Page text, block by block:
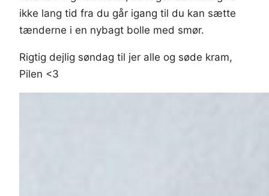
ikke lang tid fra du går igang til du kan sætte
tænderne i en nybagt bolle med smør.
Rigtig dejlig søndag til jer alle og søde kram,
Pilen <3